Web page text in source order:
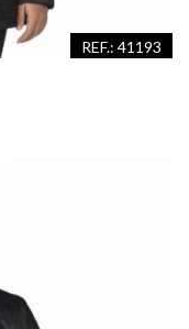
REF.: 41193